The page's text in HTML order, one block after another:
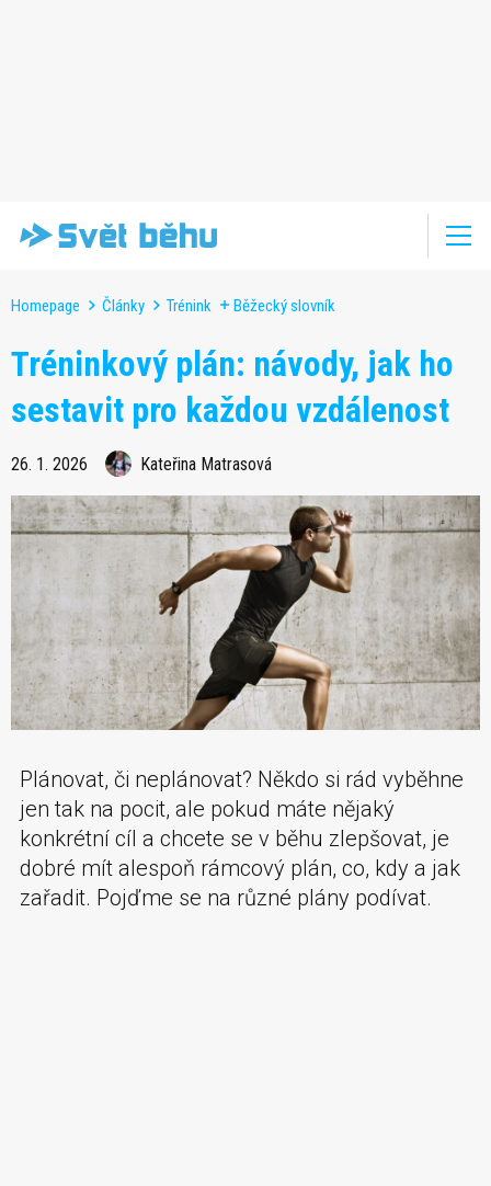
Homepage Články Trénink Běžecký slovník
Tréninkový plán: návody, jak ho
sestavit pro každou vzdálenost
26. 1. 2026 Kateřina Matrasová
Plánovat, či neplánovat? Někdo si rád vyběhne
jen tak na pocit, ale pokud máte nějaký
konkrétní cíl a chcete se v běhu zlepšovat, je
dobré mít alespoň rámcový plán, co, kdy a jak
zařadit. Pojďme se na různé plány podívat.